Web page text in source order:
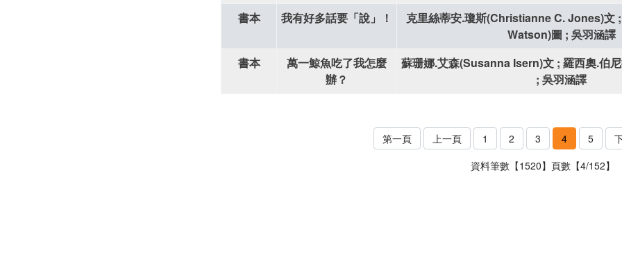
書本 我有好多話要「說」！
克里絲蒂安.瓊斯(Christianne C. Jones)文
Watson)圖 ; 吳羽涵譯
書本
萬一鯨魚吃了我怎麼
辦？
蘇珊娜.艾森(Susanna Isern)文 ; 羅西奧.伯
; 吳羽涵譯
第一頁 上一頁 1 2 3 4 5
資料筆數【1520】頁數【4/152】